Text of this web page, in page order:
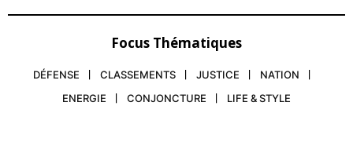
Focus Thématiques
DÉFENSE CLASSEMENTS JUSTICE
NATION
ENERGIE
CONJONCTURE LIFE & STYLE